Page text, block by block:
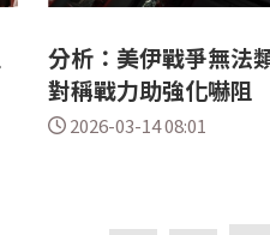
分析：美伊戰爭無法
對稱戰力助強化嚇阻
2026-03-14 08:01